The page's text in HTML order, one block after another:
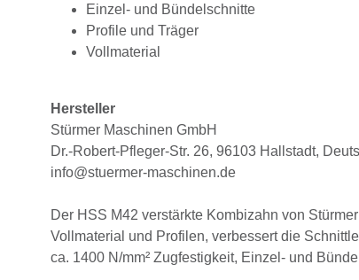
Einzel- und Bündelschnitte
Profile und Träger
Vollmaterial
Hersteller
Stürmer Maschinen GmbH
Dr.-Robert-Pfleger-Str. 26, 96103 Hallstadt,
info@stuermer-maschinen.de
Der HSS M42 verstärkte Kombizahn von
Vollmaterial und Profilen, verbessert die
ca. 1400 N/mm² Zugfestigkeit, Einzel- und